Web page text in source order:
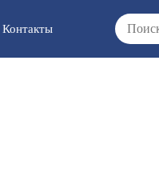
Контакты